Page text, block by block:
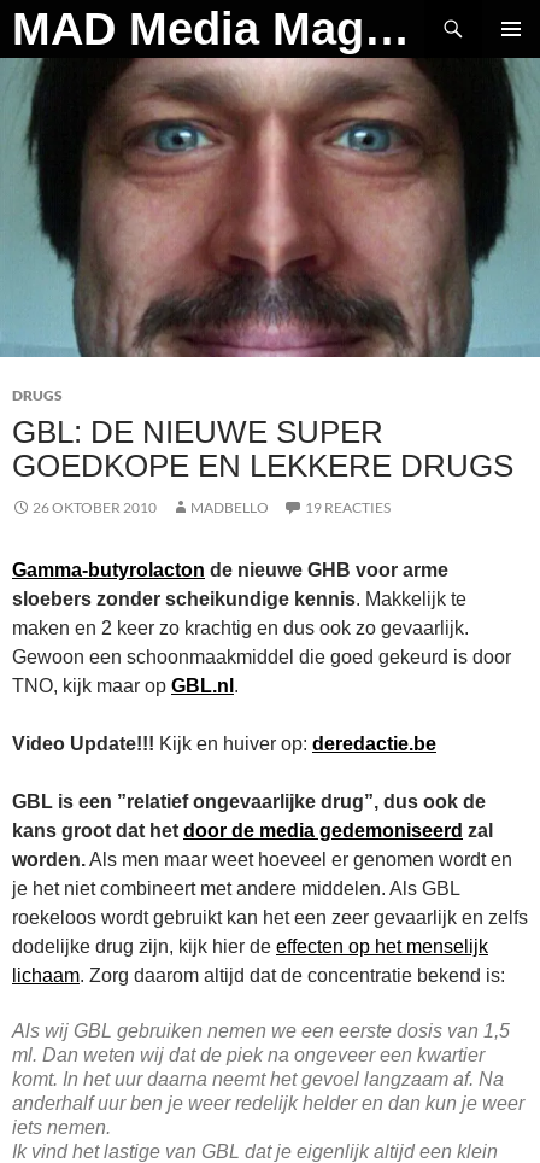
Ga
naar
inhoud
MAD Media Magazine
Zoeken
MENU
DRUGS
GBL: DE NIEUWE SUPER
GOEDKOPE EN LEKKERE DRUGS
26 OKTOBER 2010 MADBELLO 19 REACTIES
Gamma-butyrolacton de nieuwe GHB voor arme
sloebers zonder scheikundige kennis. Makkelijk te
maken en 2 keer zo krachtig en dus ook zo gevaarlijk.
Gewoon een schoonmaakmiddel die goed gekeurd is door
TNO, kijk maar op GBL.nl .
Video Update!!! Kijk en huiver op: deredactie.be
GBL is een ”relatief ongevaarlijke drug”, dus ook de
kans groot dat het door de media gedemoniseerd zal
worden.Als men maar weet hoeveel er genomen wordt en
je het niet combineert met andere middelen. Als GBL
roekeloos wordt gebruikt kan het een zeer gevaarlijk en zelfs
dodelijke drug zijn, kijk hier de effecten op het menselijk
lichaam. Zorg daarom altijd dat de concentratie bekend is:
Als wij GBL gebruiken nemen we een eerste dosis van 1,5
ml. Dan weten wij dat de piek na ongeveer een kwartier
komt. In het uur daarna neemt het gevoel langzaam af. Na
anderhalf uur ben je weer redelijk helder en dan kun je weer
iets nemen.
Ik vind het lastige van GBL dat je eigenlijk altijd een klein